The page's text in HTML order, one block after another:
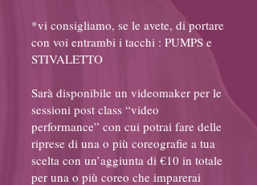
*vi consigliamo, se le avete, di portare
con voi entrambi i tacchi : PUMPS e
STIVALETTO
Sarà disponibile un videomaker per le
sessioni post class “video
performance” con cui potrai fare delle
riprese di una o più coreografie a tua
scelta con un’aggiunta di €10 in totale
per una o più coreo che imparerai